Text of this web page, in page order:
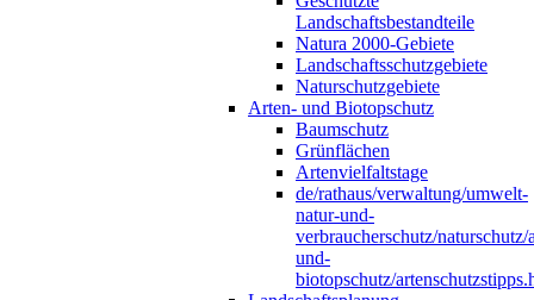
Landschaftsbestandteile
Natura 2000-Gebiete
Landschaftsschutzgebiete
Naturschutzgebiete
Arten- und Biotopschutz
Baumschutz
Grünflächen
Artenvielfaltstage
de/rathaus/verwaltung/umwelt-
natur-und-
verbraucherschutz/naturschutz/
und-
biotopschutz/